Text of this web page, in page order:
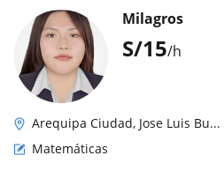
S/15/h
Milagros
Arequipa Ciudad, Jose Luis Bu...
Matemáticas